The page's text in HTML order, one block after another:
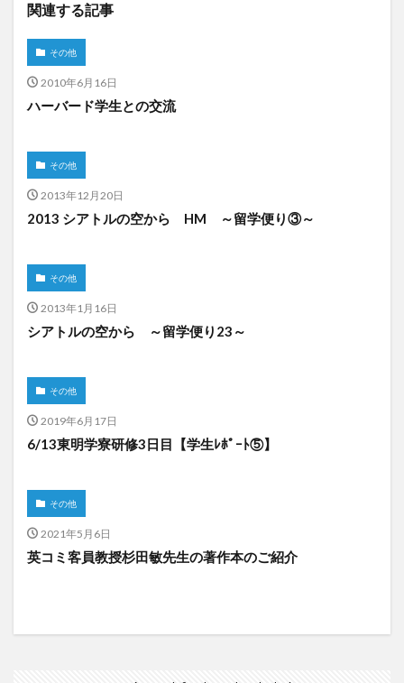
関連する記事
その他
2010年6月16日
ハーバード学生との交流
その他
2013年12月20日
2013 シアトルの空から HM ～留学便り③～
その他
2013年1月16日
シアトルの空から ～留学便り23～
その他
2019年6月17日
6/13東明学寮研修3日目【学生ﾚﾎﾟｰﾄ⑤】
その他
2021年5月6日
英コミ客員教授杉田敏先生の著作本のご紹介